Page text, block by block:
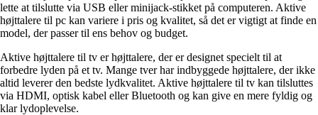
lette at tilslutte via USB eller minijack-stikket på computeren. Aktive
højttalere til pc kan variere i pris og kvalitet, så det er vigtigt at finde en
model, der passer til ens behov og budget.
Aktive højttalere til tv er højttalere, der er designet specielt til at
forbedre lyden på et tv. Mange tver har indbyggede højttalere, der ikke
altid leverer den bedste lydkvalitet. Aktive højttalere til tv kan tilsluttes
via HDMI, optisk kabel eller Bluetooth og kan give en mere fyldig og
klar lydoplevelse.